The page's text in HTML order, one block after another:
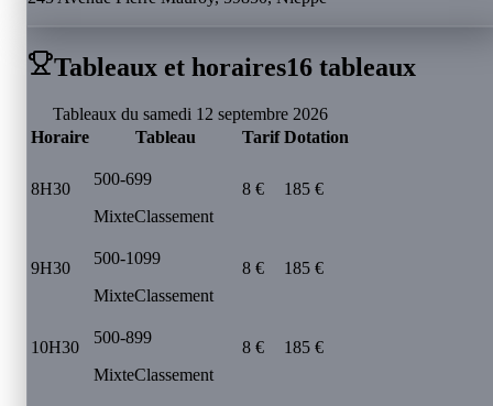
Tableaux et horaires16 tableaux
Tableaux du samedi 12 septembre 2026
Horaire
Tableau Tarif Dotation
8H30
500-699
MixteClassement
8 € 185 €
9H30
500-1099
MixteClassement
8 € 185 €
10H30
500-899
MixteClassement
8 € 185 €